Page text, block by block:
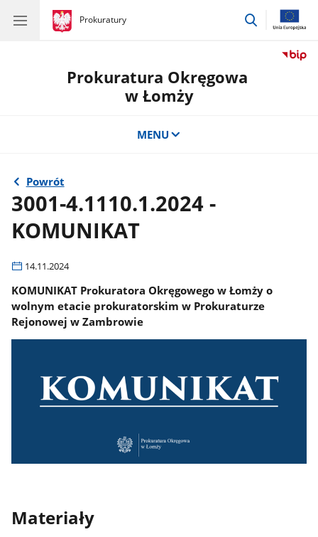
gov.pl
Prokuratury
gov.pl
Prokuratury
przejdź
Prokuratura Okręgowa
w Łomży
MENU
Powrót
3001-4.1110.1.2024 -
KOMUNIKAT
14.11.2024
KOMUNIKAT Prokuratora Okręgowego w Łomży o
wolnym etacie prokuratorskim w Prokuraturze
Rejonowej w Zambrowie
Materiały